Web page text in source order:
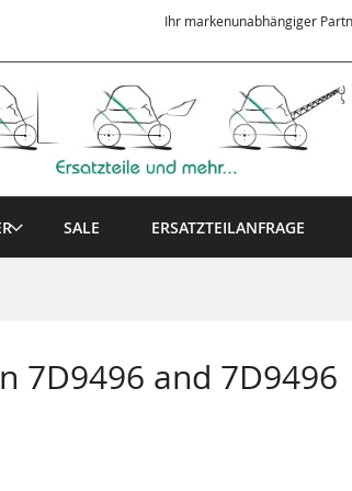
Ihr markenunabhängiger
SALE ERSATZTEILANFRAGE
7D9496 and 7D9496